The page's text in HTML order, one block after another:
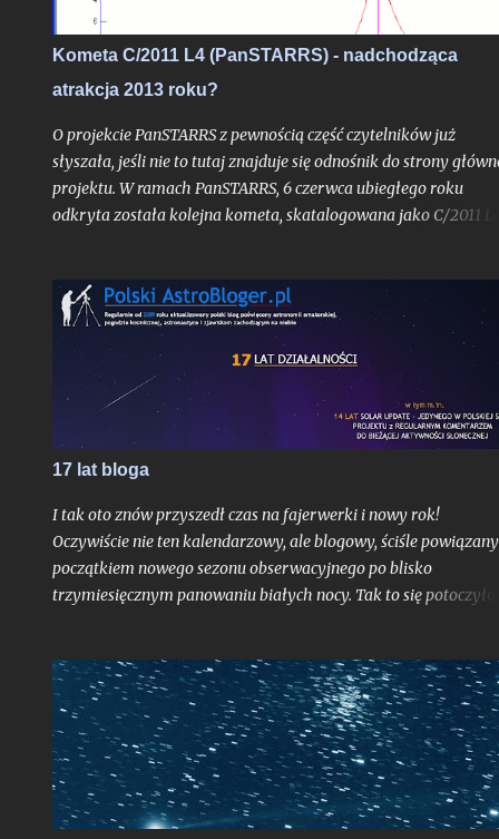
już urozmaicona jakimikolwiek plamami mogącymi
nie było. Liczba Wolfa była wówczas wyzerowana.
Kometa C/2011 L4 (PanSTARRS) - nadchodząca
atrakcja 2013 roku?
O projekcie PanSTARRS z pewnością część czytelników już
słyszała, jeśli nie to tutaj znajduje się odnośnik do strony
projektu. W ramach PanSTARRS, 6 czerwca ubiegłego roku
odkryta została kolejna kometa, skatalogowana jako C/2011
zbyt wcześnie. - (Uwaga: w końcowej części tekstu nowe
aktualizacje prognoz ze stycznia 2013 roku). Kliknij jeśli chcesz
razu przejść do uaktualnienia . - Kliknij w ten link, jeśli chcesz
przejść do aktualizacji z 05.05.2013 r.
17 lat bloga
I tak oto znów przyszedł czas na fajerwerki i nowy rok!
Oczywiście nie ten kalendarzowy, ale blogowy, ściśle
początkiem nowego sezonu obserwacyjnego po blisko
trzymiesięcznym panowaniu białych nocy. Tak to się
Ziemia niedługo po aphelium i maksymalnym dystansie od
Słońca w ciągu roku, zamyka swoje kolejne, już siedemnaste,
okrążenie wokół naszej Dziennej Gwiazdy odkąd w
nieskończonych czeluściach Internetu otrzymaliście pierwszy,
niepozorny wpis, dający początek temu blogowi. Z punktu
widzenia cyklu życia gwiazd ciągu głównego jak właśnie